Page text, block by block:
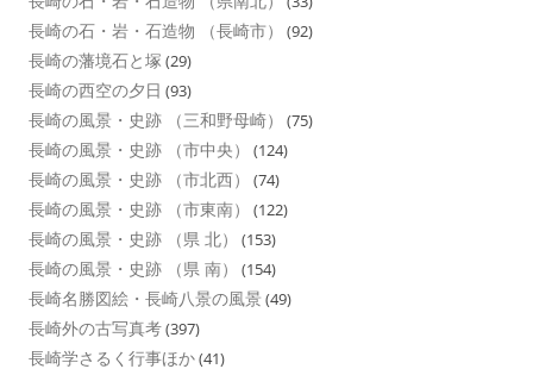
長崎の石・岩・石造物 （長崎市） (92)
長崎の藩境石と塚 (29)
長崎の西空の夕日 (93)
長崎の風景・史跡 （三和野母崎） (75)
長崎の風景・史跡 （市中央） (124)
長崎の風景・史跡 （市北西） (74)
長崎の風景・史跡 （市東南） (122)
長崎の風景・史跡 （県 北） (153)
長崎の風景・史跡 （県 南） (154)
長崎名勝図絵・長崎八景の風景 (49)
長崎外の古写真考(397)
長崎学さるく行事ほか(41)